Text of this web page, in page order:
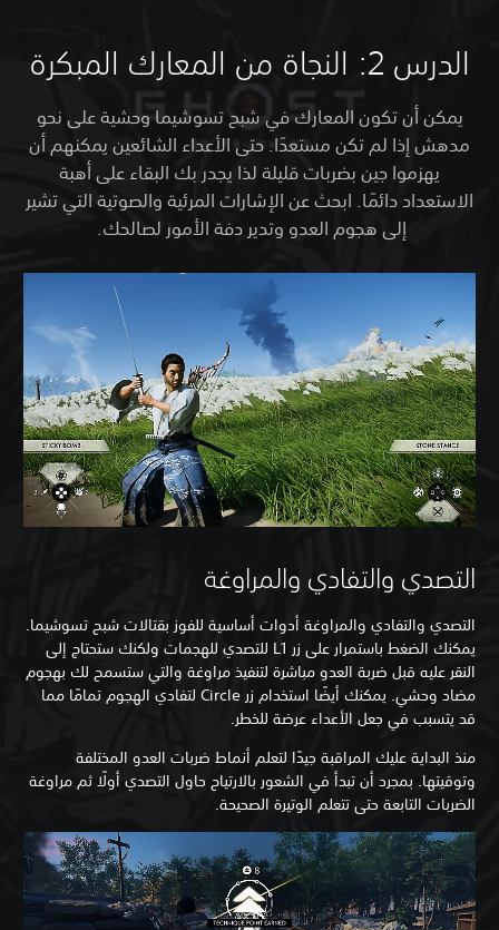
الدرس 2: النجاة من المعارك المبكرة
يمكن أن تكون المعارك في شبح تسوشيما وحشية على نحو
مدهش إذا لم تكن مستعدًا. حتى الأعداء الشائعين يمكنهم أن
يهزموا جين بضربات قليلة لذا يجدر بك البقاء على أهبة
الاستعداد دائمًا. ابحث عن الإشارات المرئية والصوتية التي تشير
إلى هجوم العدو وتدير دفة الأمور لصالحك.
التصدي والتفادي والمراوغة
التصدي والتفادي والمراوغة أدوات أساسية للفوز بقتالات شبح تسوشيما.
يمكنك الضغط باستمرار على زر L1 للتصدي للهجمات ولكنك ستحتاج إلى
النقر عليه قبل ضربة العدو مباشرة لتنفيذ مراوغة والتي ستسمح لك بهجوم
مضاد وحشي. يمكنك أيضًا استخدام زر Circle لتفادي الهجوم تمامًا مما
قد يتسبب في جعل الأعداء عرضة للخطر.
منذ البداية عليك المراقبة جيدًا لتعلم أنماط ضربات العدو المختلفة
وتوقيتها. بمجرد أن تبدأ في الشعور بالارتياح حاول التصدي أولًا ثم مراوغة
الضربات التابعة حتى تتعلم الوتيرة الصحيحة.